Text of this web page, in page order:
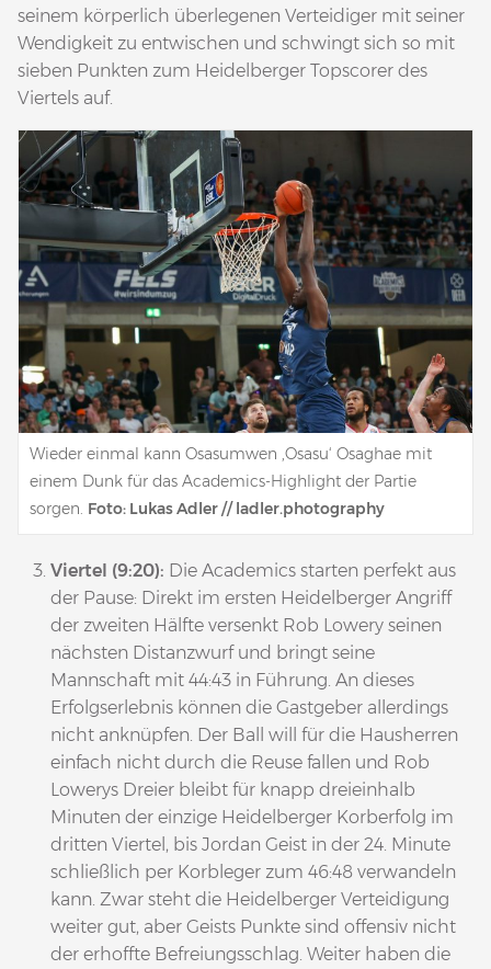
seinem körperlich überlegenen Verteidiger mit seiner
Wendigkeit zu entwischen und schwingt sich so mit
sieben Punkten zum Heidelberger Topscorer des
Viertels auf.
Wieder einmal kann Osasumwen ‚Osasu‘ Osaghae mit
einem Dunk für das Academics-Highlight der Partie
sorgen. Foto: Lukas Adler // ladler.photography
Viertel (9:20): Die Academics starten perfekt aus
der Pause: Direkt im ersten Heidelberger Angriff
der zweiten Hälfte versenkt Rob Lowery seinen
nächsten Distanzwurf und bringt seine
Mannschaft mit 44:43 in Führung. An dieses
Erfolgserlebnis können die Gastgeber allerdings
nicht anknüpfen. Der Ball will für die Hausherren
einfach nicht durch die Reuse fallen und Rob
Lowerys Dreier bleibt für knapp dreieinhalb
Minuten der einzige Heidelberger Korberfolg im
dritten Viertel, bis Jordan Geist in der 24. Minute
schließlich per Korbleger zum 46:48 verwandeln
kann. Zwar steht die Heidelberger Verteidigung
weiter gut, aber Geists Punkte sind offensiv nicht
der erhoffte Befreiungsschlag. Weiter haben die